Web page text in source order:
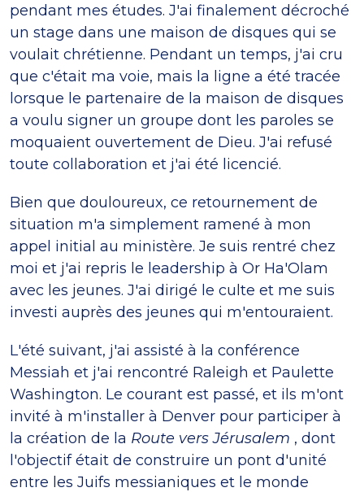
pendant mes études. J'ai finalement décroché
un stage dans une maison de disques qui se
voulait chrétienne. Pendant un temps, j'ai cru
que c'était ma voie, mais la ligne a été tracée
lorsque le partenaire de la maison de disques
a voulu signer un groupe dont les paroles se
moquaient ouvertement de Dieu. J'ai refusé
toute collaboration et j'ai été licencié.
Bien que douloureux, ce retournement de
situation m'a simplement ramené à mon
appel initial au ministère. Je suis rentré chez
moi et j'ai repris le leadership à Or Ha'Olam
avec les jeunes. J'ai dirigé le culte et me suis
investi auprès des jeunes qui m'entouraient.
L'été suivant, j'ai assisté à la conférence
Messiah et j'ai rencontré Raleigh et Paulette
Washington. Le courant est passé, et ils m'ont
invité à m'installer à Denver pour participer à
la création de la Route vers Jérusalem , dont
l'objectif était de construire un pont d'unité
entre les Juifs messianiques et le monde